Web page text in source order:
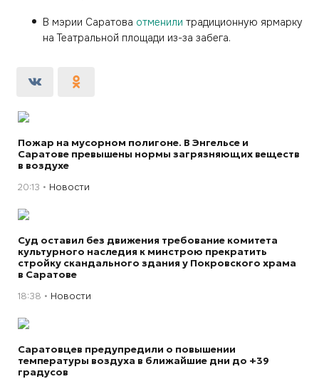
В мэрии Саратова отменили традиционную ярмарку
на Театральной площади из-за забега.
Пожар на мусорном полигоне. В Энгельсе и
Саратове превышены нормы загрязняющих веществ
в воздухе
20:13 Новости
Суд оставил без движения требование комитета
культурного наследия к минстрою прекратить
стройку скандального здания у Покровского храма
в Саратове
18:38 Новости
Саратовцев предупредили о повышении
температуры воздуха в ближайшие дни до +39
градусов